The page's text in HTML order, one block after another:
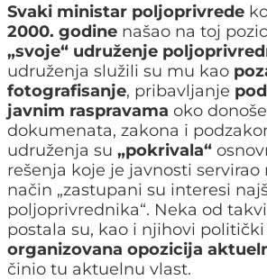
Svaki ministar poljoprivrede
2000. godine našao na toj
„svoje“ udruženje
udruženja služili su mu kao
fotografisanje, pribavljanje
javnim raspravama oko
dokumenata, zakona i
udruženja su „pokrivala“
rešenja koje je javnosti
način „zastupani su interesi
poljoprivrednika“. Neka od
postala su, kao i njihovi
organizovana opozicija
činio tu aktuelnu vlast.